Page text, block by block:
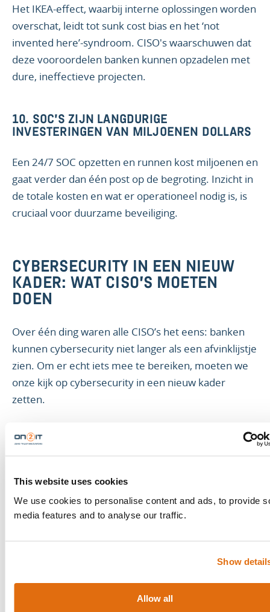
This website uses cookies
We use cookies to personalise content and ads, to provide
media features and to analyse our traffic.
Show
Allow all
Het IKEA-effect, waarbij interne oplossingen worden
overschat, leidt tot sunk cost bias en het ‘not
invented here’-syndroom. CISO's waarschuwen dat
deze vooroordelen banken kunnen opzadelen met
dure, ineffectieve projecten.
10. SOC'S ZIJN LANGDURIGE
INVESTERINGEN VAN MILJOENEN DOLLARS
Een 24/7 SOC opzetten en runnen kost miljoenen en
gaat verder dan één post op de begroting. Inzicht in
de totale kosten en wat er operationeel nodig is, is
cruciaal voor duurzame beveiliging.
CYBERSECURITY IN EEN NIEUW
KADER: WAT CISO'S MOETEN
DOEN
Over één ding waren alle CISO’s het eens: banken
kunnen cybersecurity niet langer als een afvinklijstje
zien. Om er echt iets mee te bereiken, moeten we
onze kijk op cybersecurity in een nieuw kader
zetten.
Hoe ziet dat eruit? Een verschuiving van:
investeringen
‘bodemloze put’ naar meetbare waarde
‘hopelijk zijn we gedekt’ naar veerkrachtig door
ontwerp
echt van pas komen, omdat ze je helpen prioriteiten
te stellen bij investeringen en de kosten van